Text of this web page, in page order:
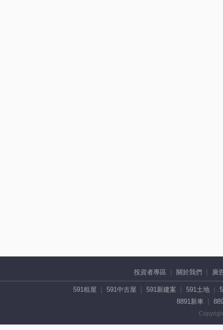
投資者專區 關於我們 廣
591租屋 591中古屋 591新建案 591土地
8891新車